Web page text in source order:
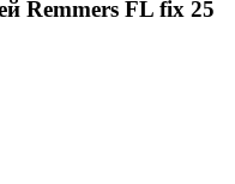
Remmers FL fix 25